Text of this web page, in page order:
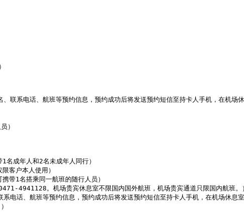
系电话、航班等预约信息，预约成功后将发送预约短信至持卡人手机，在机场休
）
名成年人和2名未成年人同行）
客户本人使用）
带1名搭乘同一航班的随行人员）
4941128。机场贵宾休息室不限国内国外航班，机场贵宾通道只限国内航班。
话、航班等预约信息，预约成功后将发送预约短信至持卡人手机，在机场休息室